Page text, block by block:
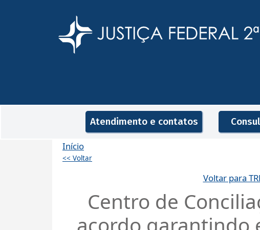
Navegação principal
Atendimento e contatos
Início
<< Voltar
Voltar para
Centro de